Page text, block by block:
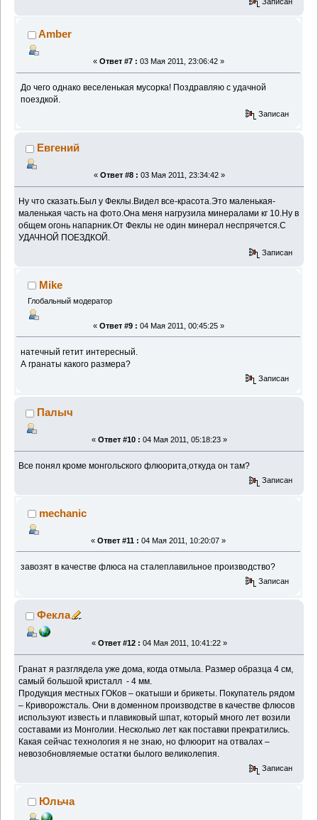
Amber
« Ответ #7 : 03 Мая 2011, 23:06:42 »
До чего однако веселенькая мусорка! Поздравляю с удачной
поездкой.
Записан
Евгений
« Ответ #8 : 03 Мая 2011, 23:34:42 »
Ну что сказать.Был у Феклы.Видел все-красота.Это маленькая-
маленькая часть на фото.Она меня нагрузила минералами кг 10.Ну в
общем огонь напарник.От Феклы не один минерал неспрячется.С
УДАЧНОЙ ПОЕЗДКОЙ.
Записан
Mike
Глобальный модератор
« Ответ #9 : 04 Мая 2011, 00:45:25 »
натечный гетит интересный.
А гранаты какого размера?
Записан
Палыч
« Ответ #10 : 04 Мая 2011, 05:18:23 »
Все понял кроме монгольского флюорита,откуда он там?
Записан
mechanic
« Ответ #11 : 04 Мая 2011, 10:20:07 »
завозят в качестве флюса на сталеплавильное производство?
Записан
Фекла
« Ответ #12 : 04 Мая 2011, 10:41:22 »
Гранат я разглядела уже дома, когда отмыла. Размер образца 4 см,
самый большой кристалл - 4 мм.
Продукция местных ГОКов – окатыши и брикеты. Покупатель рядом
– Криворожсталь. Они в доменном производстве в качестве флюсов
используют известь и плавиковый шпат, который много лет возили
составами из Монголии. Несколько лет как поставки прекратились.
Какая сейчас технология я не знаю, но флюорит на отвалах –
невозобновляемые остатки былого великолепия.
Записан
Юльча